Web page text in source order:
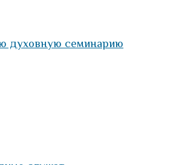
духовную семинарию